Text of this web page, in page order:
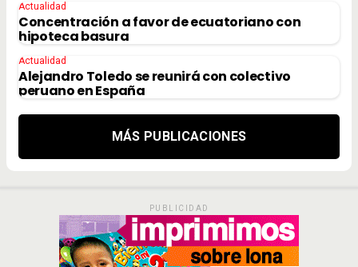
Actualidad
Concentración a favor de ecuatoriano con
hipoteca basura
Actualidad
Alejandro Toledo se reunirá con colectivo
peruano en España
MÁS PUBLICACIONES
PUBLICIDAD